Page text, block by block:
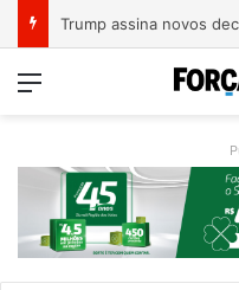
A Balsa Vicentina do
Menu